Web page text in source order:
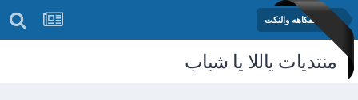
منتدى الفكاهه والنكت
منتديات ياللا يا شباب